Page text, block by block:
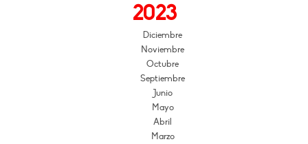
2023
Diciembre
Noviembre
Octubre
Septiembre
Junio
Mayo
Abril
Marzo